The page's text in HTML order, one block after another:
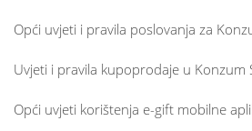
Opći uvjeti i pravila poslovanja za
Uvjeti i pravila kupoprodaje u Konzum
Opći uvjeti korištenja e-gift mobilne